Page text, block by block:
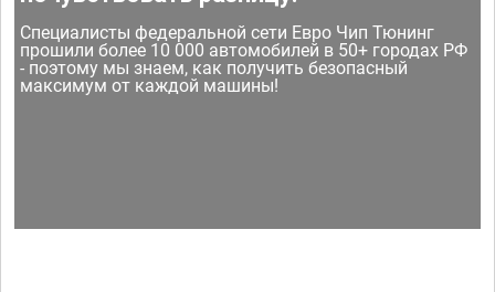
Специалисты федеральной сети Евро Чип Тюнинг
прошили более 10 000 автомобилей в 50+ городах РФ
- поэтому мы знаем, как получить безопасный
максимум от каждой машины!